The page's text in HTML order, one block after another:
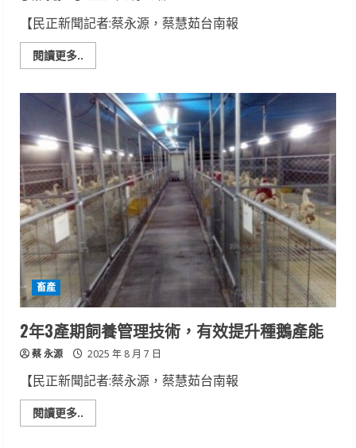
【民正新聞記者:蔡永源，蔡慧茹台南報
閱讀更多..
more
質
國
麥
新
品
種
酪
農
朋
友
好
選
擇
畜產
2年3產期飼養管理技術，有效提升種鵝產能
蔡 永源 2025 年 8 月 7 日
【民正新聞記者:蔡永源，蔡慧茹台南報
閱讀更多..
more